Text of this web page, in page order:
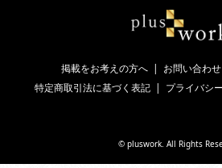
掲載をお考えの方へ お問い合わせ
特定商取引法に基づく表記
プライバシ
© pluswork. All Rights